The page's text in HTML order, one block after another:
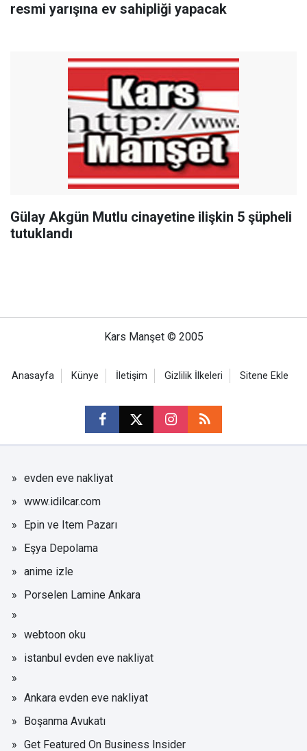
resmi yarışına ev sahipliği yapacak
Gülay Akgün Mutlu cinayetine ilişkin 5 şüpheli
tutuklandı
Kars Manşet © 2005
Anasayfa Künye İletişim Gizlilik İlkeleri Sitene Ekle
evden eve nakliyat
www.idilcar.com
Epin ve Item Pazarı
Eşya Depolama
anime izle
Porselen Lamine Ankara
webtoon oku
istanbul evden eve nakliyat
Ankara evden eve nakliyat
Boşanma Avukatı
Get Featured On Business Insider